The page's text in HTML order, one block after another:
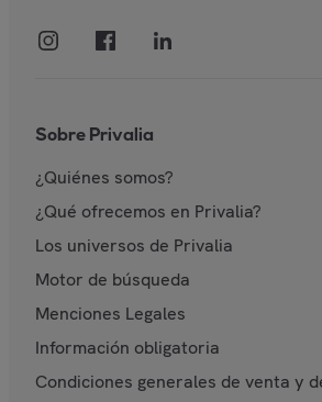
Sobre Privalia
¿Quiénes somos?
¿Qué ofrecemos en Privalia?
Los universos de Privalia
Motor de búsqueda
Menciones Legales
Información obligatoria
Condiciones generales de venta y